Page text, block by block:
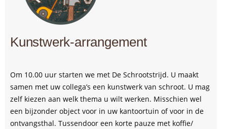
Kunstwerk-arrangement
Om 10.00 uur starten we met De Schrootstrijd. U maakt
samen met uw collega’s een kunstwerk van schroot. U mag
zelf kiezen aan welk thema u wilt werken. Misschien wel
een bijzonder object voor in uw kantoortuin of voor in de
ontvangsthal. Tussendoor een korte pauze met koffie/